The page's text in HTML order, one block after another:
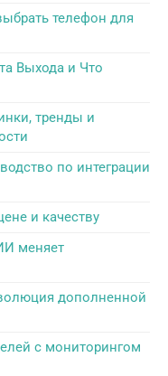
телефон для
Выхода и Что
тренды и
по интеграции
и качеству
меняет
дополненной
с мониторингом